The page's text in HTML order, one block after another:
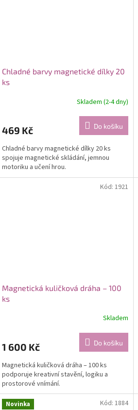
Chladné barvy magnetické dílky 20
ks
Skladem (2-4 dny)
469 Kč Do košíku
Chladné barvy magnetické dílky 20 ks
spojuje magnetické skládání, jemnou
motoriku a učení hrou.
Magnetická kuličková dráha – 100
ks
Skladem
1 600 Kč Do košíku
Magnetická kuličková dráha – 100 ks
podporuje kreativní stavění, logiku a
prostorové vnímání.
Kód: 1921
Novinka Kód: 1884